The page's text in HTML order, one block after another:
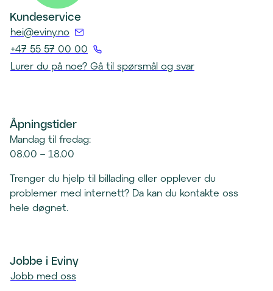
Kundeservice
hei@eviny.no(
Å
n
o
t
k
t
)
+47 55 57 00 00
(
e
r
t
e
f
k
i
Lurer du på noe? Gå til spørsmål og svar
Åpningstider
Mandag til fredag:
08.00 – 18.00
Trenger du hjelp til billading eller opplever du
problemer med internett? Da kan du kontakte oss
hele døgnet.
Jobbe i Eviny
Jobb med oss